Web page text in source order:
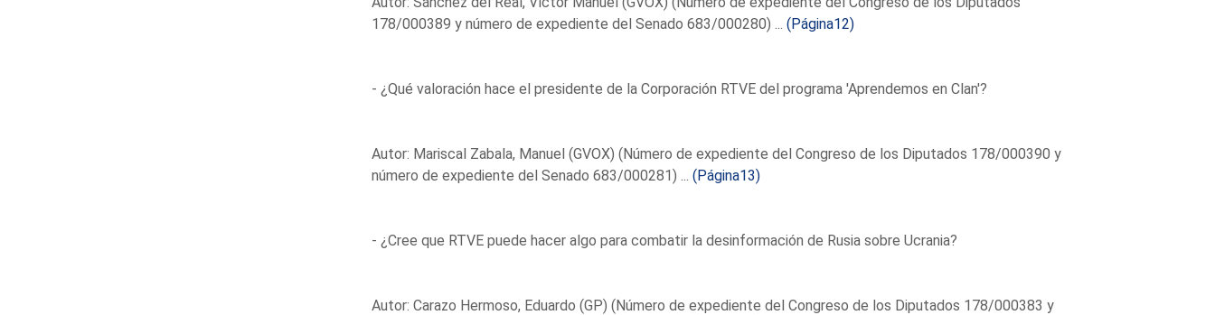
178/000389 y número de expediente del Senado 683/000280) ... (Página12)
- ¿Qué valoración hace el presidente de la Corporación RTVE del programa 'Aprendemos en Clan'?
Autor: Mariscal Zabala, Manuel (GVOX) (Número de expediente del Congreso de los Diputados 178/000390 y
número de expediente del Senado 683/000281) ... (Página13)
- ¿Cree que RTVE puede hacer algo para combatir la desinformación de Rusia sobre Ucrania?
Autor: Carazo Hermoso, Eduardo (GP) (Número de expediente del Congreso de los Diputados 178/000383 y